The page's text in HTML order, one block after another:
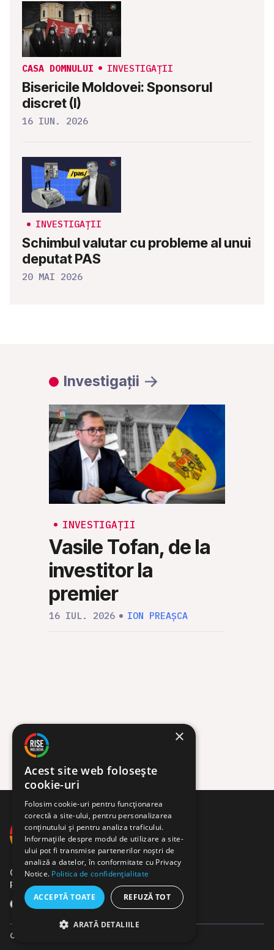
CASA DOMNULUI INVESTIGAȚII
Bisericile Moldovei: Sponsorul
discret (I)
16 IUN. 2026
INVESTIGAȚII
Schimbul valutar cu probleme al unui
deputat PAS
20 MAI 2026
Investigații
INVESTIGAȚII
Vasile Tofan, de la
investitor la
premier
16 IUL. 2026 ION PREAȘCA
Comunitate de jurnaliști,
programatori și activiști.
Facebook Instagram YouTube X Telegram
Copyright © 2026 RISE Moldova
×
Acest site web folosește
cookie-uri
Folosim cookie-uri pentru funcționarea
corectă a site-ului, pentru personalizarea
conținutului și pentru analiza traficului.
Informațiile despre modul de utilizare a site-
ului pot fi transmise partenerilor noștri de
analiză a datelor, în conformitate cu Privacy
Notice. Politica de confidențialitate
ACCEPTĂ TOATE REFUZĂ TOT
ARATĂ DETALIILE